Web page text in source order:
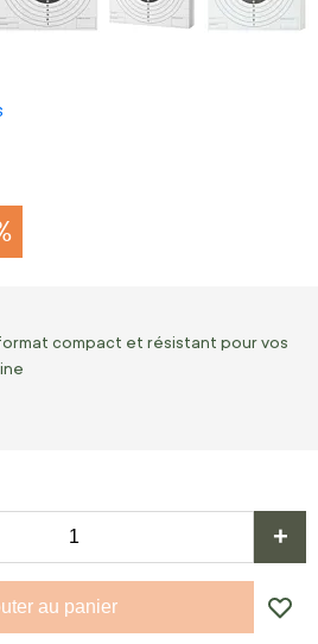
compact et résistant pour vos
+
au panier